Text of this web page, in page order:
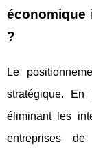
économique
?
Le
stratégique.
éliminant les
entreprises